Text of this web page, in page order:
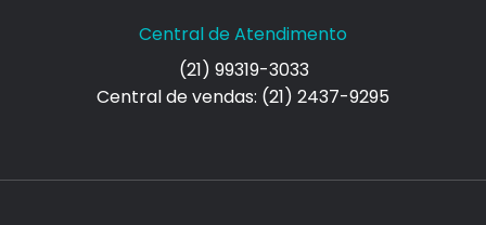
Central de Atendimento
(21) 99319-3033
Central de vendas: (21) 2437-9295